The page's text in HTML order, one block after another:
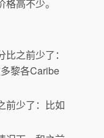
高不少。
之前少了：
黎各Caribe
前少了：比如